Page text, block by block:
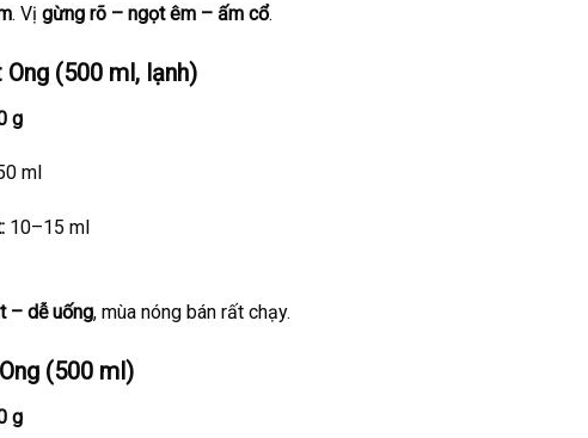
. Vị gừng rõ – ngọt êm – ấm cổ.
Ong (500 ml, lạnh)
g
ml
10–15 ml
– dễ uống, mùa nóng bán rất chạy.
(500 ml)
g